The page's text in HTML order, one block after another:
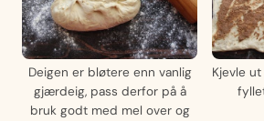
Deigen er bløtere enn vanlig
gjærdeig, pass derfor på å
bruk godt med mel over og
Kjevle